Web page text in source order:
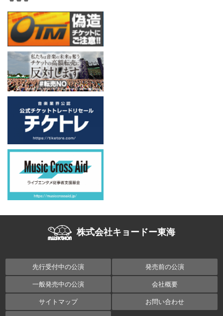
株式会社キョードー東海
先行受付中の公演 発売前の公演
一般発売中の公演 会社概要
サイトマップ お問い合わせ